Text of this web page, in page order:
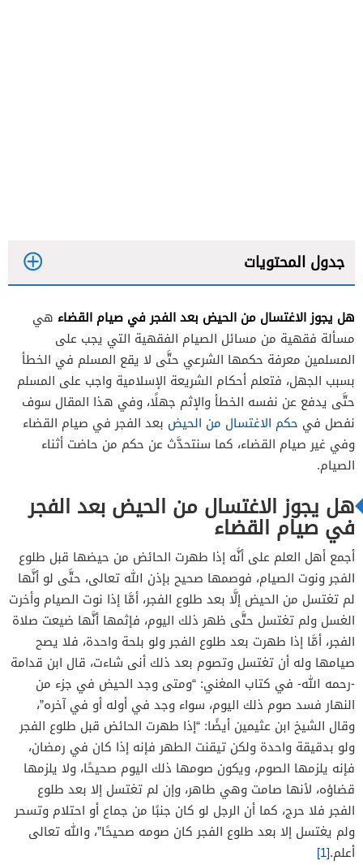
جدول المحتويات
هل يجوز الاغتسال من الحيض بعد الفجر في صيام القضاء هي
مسألة فقهية من مسائل الصيام الفقهية التي يجب على
المسلمين معرفة حكمها الشرعي حتَّى لا يقع المسلم في الخطأ
بسبب الجهل، فتعلم أحكام الشريعة الإسلامية واجب على المسلم
حتَّى يدفع عن نفسه الخطأ والإثم جهلًا، وفي هذا المقال سوف
نفصل في حكم الاغتسال من الحيض بعد الفجر في صيام القضاء
وفي غير صيام القضاء، كما سنتحدَّث عن حكم من حاضت أثناء
الصيام.
هل يجوز الاغتسال من الحيض بعد الفجر
في صيام القضاء
أجمع أهل العلم على أنَّه إذا طهرت الحائض من حيضها قبل طلوع
الفجر ونوت الصيام، فوصمها صحيح بإذن الله تعالى، حتَّى لو أنَّها
لم تغتسل من الحيض إلَّا بعد طلوع الفجر، أمَّا إذا نوت الصيام وأخرت
الغسل ولم تغتسل حتَّى ظهر ذلك اليوم، فإثمها أنَّها ضيعت صلاة
الفجر، أمَّا إذا طهرت بعد طلوع الفجر ولو بلحة واحدة، فلا يصح
صيامها وله أن تغتسل وتصوم بعد ذلك أنى شاءت، قال ابن قدامة
-رحمه الله- في كتاب المغني: “ومتى وجد الحيض في جزء من
النهار فسد صوم ذلك اليوم، سواء وجد في أوله أو في آخره”،
وقال الشيخ ابن عثيمين أيضًا: “إذا طهرت الحائض قبل طلوع الفجر
ولو بدقيقة واحدة ولكن تيقنت الطهر فإنه إذا كان في رمضان،
فإنه يلزمها الصوم، ويكون صومها ذلك اليوم صحيحًا، ولا يلزمها
قضاؤه، لأنها صامت وهي طاهر، وإن لم تغتسل إلا بعد طلوع
الفجر فلا حرج، كما أن الرجل لو كان جنبًا من جماع أو احتلام وتسحر
ولم يغتسل إلا بعد طلوع الفجر كان صومه صحيحًا”، والله تعالى
أعلم.[1]